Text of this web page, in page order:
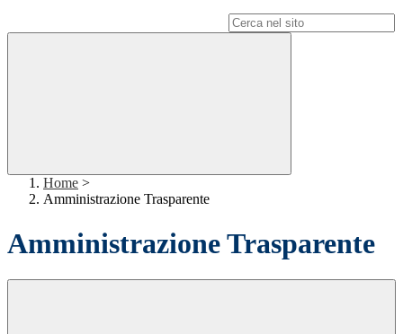
Home >
Amministrazione Trasparente
Amministrazione Trasparente